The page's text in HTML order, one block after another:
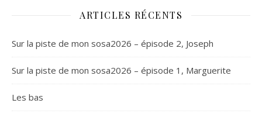
ARTICLES RÉCENTS
Sur la piste de mon sosa2026 – épisode 2, Joseph
Sur la piste de mon sosa2026 – épisode 1, Marguerite
Les bas